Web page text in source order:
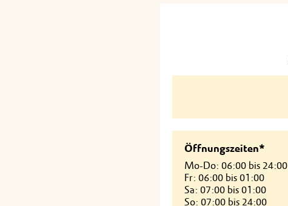
Öffnungszeiten*
Mo-Do: 06:00 bis 24:00
Fr: 06:00 bis 01:00
Sa: 07:00 bis 01:00
So: 07:00 bis 24:00